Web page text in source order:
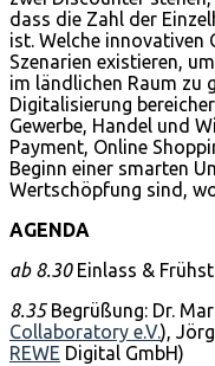
dass die Zahl der
ist. Welche innovativen
Szenarien existieren,
im ländlichen Raum zu
Digitalisierung
Gewerbe, Handel und
Payment, Online
Beginn einer smarten
Wertschöpfung sind,
AGENDA
ab 8.30 Einlass &
8.35 Begrüßung: Dr.
Collaboratory e.V.),
REWE Digital GmbH)